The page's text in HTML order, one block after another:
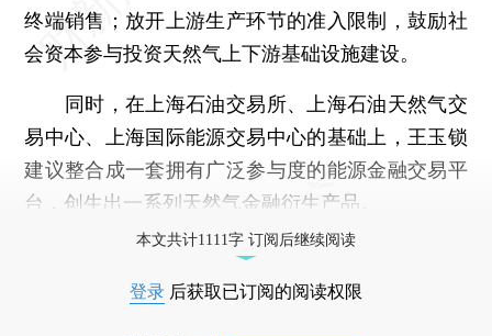
终端销售；放开上游生产环节的准入限制，鼓励社
会资本参与投资天然气上下游基础设施建设。
同时，在上海石油交易所、上海石油天然气交
易中心、上海国际能源交易中心的基础上，王玉锁
建议整合成一套拥有广泛参与度的能源金融交易平
台，创生出一系列天然气金融衍生产品。
本文共计1111字 订阅后继续阅读
登录 后获取已订阅的阅读权限